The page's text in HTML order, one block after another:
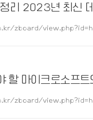
리 2023년 최신
zboard/
할 마이크로소프
zboard/